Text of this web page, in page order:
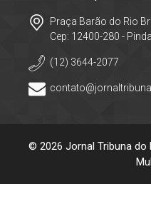
Praça Barão do Rio
Cep: 12400-280 -
(12) 3644-2077
© 2026 Jornal Tribuna do